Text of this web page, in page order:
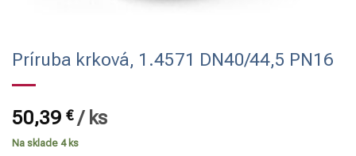
Príruba krková, 1.4571 DN40/44,5 PN16
50,39 €/ ks
Na sklade 4 ks